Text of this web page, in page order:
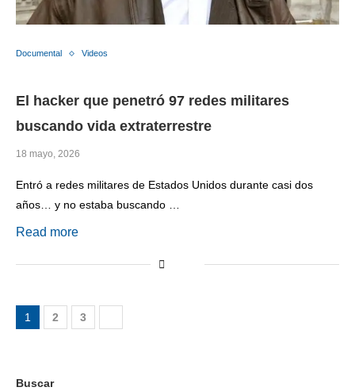
Documental Videos
El hacker que penetró 97 redes militares
buscando vida extraterrestre
18 mayo, 2026
Entró a redes militares de Estados Unidos durante casi dos
años… y no estaba buscando …
Read more
1 2 3
Buscar